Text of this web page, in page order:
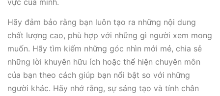
Hãy đảm bảo rằng bạn luôn tạo ra những nội dung
chất lượng cao, phù hợp với những gì người xem mong
muốn. Hãy tìm kiếm những góc nhìn mới mẻ, chia sẻ
những lời khuyên hữu ích hoặc thể hiện chuyên môn
của bạn theo cách giúp bạn nổi bật so với những
người khác. Hãy nhớ rằng, sự sáng tạo và tính chân